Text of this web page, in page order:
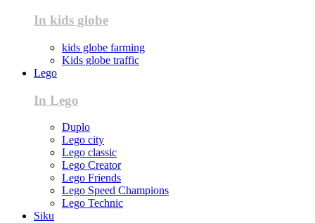
In kids globe
kids globe farming
Kids globe traffic
Lego
In Lego
Duplo
Lego city
Lego classic
Lego Creator
Lego Friends
Lego Speed Champions
Lego Technic
Siku